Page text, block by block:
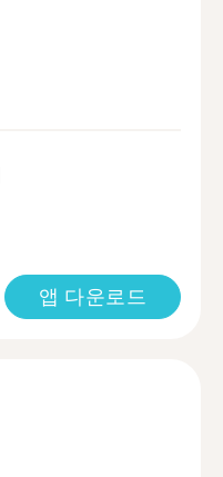
앱 다운로드